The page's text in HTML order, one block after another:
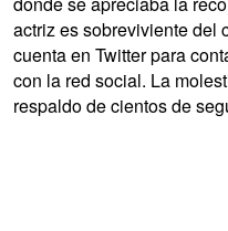
actriz es sobreviviente del
cuenta en Twitter para
con la red social. La
respaldo de cientos de